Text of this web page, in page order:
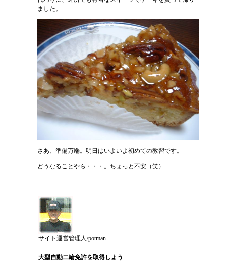
ました。
さあ、準備万端。明日はいよいよ初めての教習です。
どうなることやら・・・。ちょっと不安（笑）
サイト運営管理人/potman
大型自動二輪免許を取得しよう